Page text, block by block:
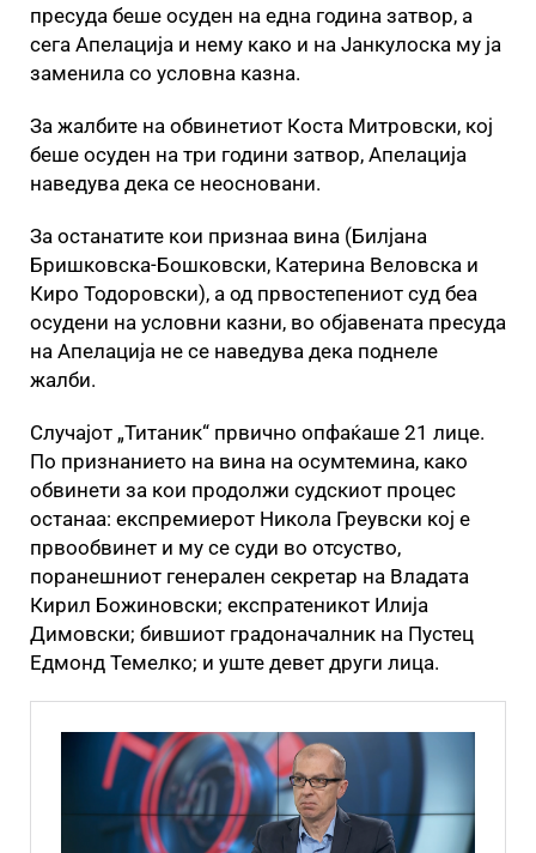
пресуда беше осуден на една година затвор, а
сега Апелација и нему како и на Јанкулоска му ја
заменила со условна казна.
За жалбите на обвинетиот Коста Митровски, кој
беше осуден на три години затвор, Апелација
наведува дека се неосновани.
За останатите кои признаа вина (Билјана
Бришковска-Бошковски, Катерина Веловска и
Киро Тодоровски), а од првостепениот суд беа
осудени на условни казни, во објавената пресуда
на Апелација не се наведува дека поднеле
жалби.
Случајот „Титаник“ првично опфаќаше 21 лице.
По признанието на вина на осумтемина, како
обвинети за кои продолжи судскиот процес
останаа: експремиерот Никола Греувски кој е
првообвинет и му се суди во отсуство,
поранешниот генерален секретар на Владата
Кирил Божиновски; експратеникот Илија
Димовски; бившиот градоначалник на Пустец
Едмонд Темелко; и уште девет други лица.